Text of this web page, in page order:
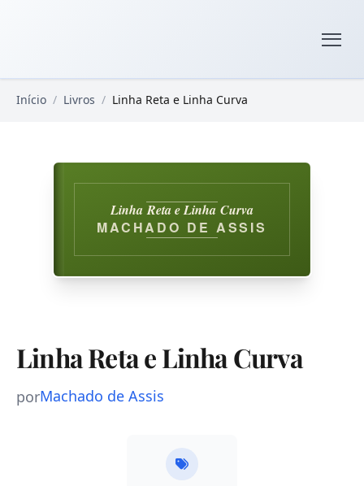
Início / Livros / Linha Reta e Linha Curva
Linha Reta e Linha Curva
MACHADO DE ASSIS
Linha Reta e Linha Curva
porMachado de Assis